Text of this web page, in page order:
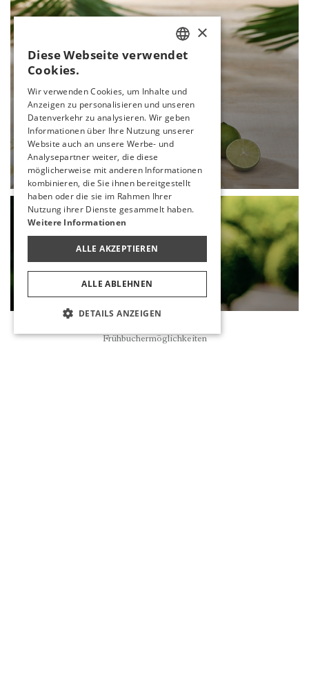
SUNSET BAR
MEHR
POOL BAR
Frühbuchermöglichkeiten
TURKISH
GERMAN
RUSSIAN
×
Diese Webseite verwendet
Cookies.
Wir verwenden Cookies, um Inhalte und
Anzeigen zu personalisieren und unseren
Datenverkehr zu analysieren. Wir geben
Informationen über Ihre Nutzung unserer
Website auch an unsere Werbe- und
Analysepartner weiter, die diese
möglicherweise mit anderen Informationen
kombinieren, die Sie ihnen bereitgestellt
haben oder die sie im Rahmen Ihrer
Nutzung ihrer Dienste gesammelt haben.
Weitere Informationen
ALLE AKZEPTIEREN
ALLE ABLEHNEN
DETAILS ANZEIGEN